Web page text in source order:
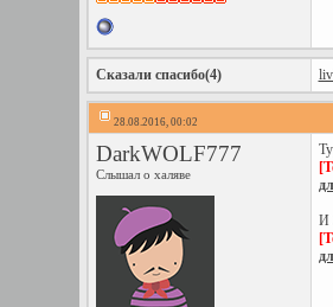
Сказали спасибо(4)
28.08.2016, 00:02
DarkWOLF777
Слышал о халяве
И